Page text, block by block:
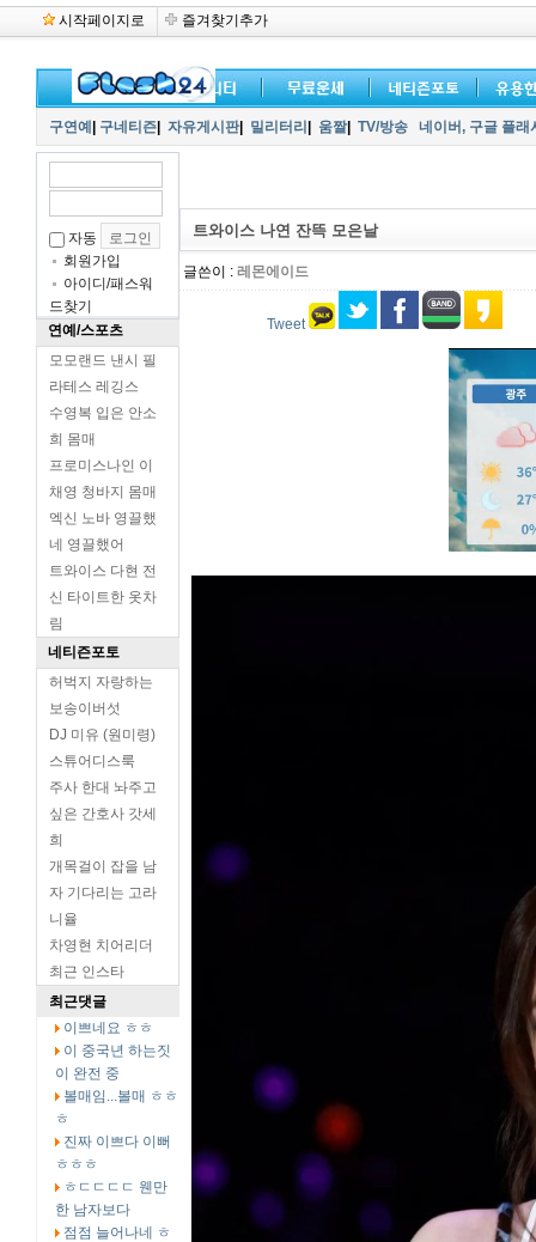
시작페이지로 즐겨찾기추가
구연예 구네티즌 자유게시판| 밀리터리 움짤| TV/방송 네이버, 구글 플
자동
회원가입
아이디/패스워
드찾기
연예/스포츠
모모랜드 낸시 필
라테스 레깅스
수영복 입은 안소
희 몸매
프로미스나인 이
채영 청바지 몸매
엑신 노바 영끌했
네 영끌했어
트와이스 다현 전
신 타이트한 옷차
림
네티즌포토
허벅지 자랑하는
보송이버섯
DJ 미유 (원미령)
스튜어디스룩
주사 한대 놔주고
싶은 간호사 갓세
희
개목걸이 잡을 남
자 기다리는 고라
니율
차영현 치어리더
최근 인스타
최근댓글
이쁘네요 ㅎㅎ
이 중국년 하는짓
이 완전 중
볼매임...볼매 ㅎㅎ
ㅎ
진짜 이쁘다 이뻐
ㅎㅎㅎ
ㅎㄷㄷㄷㄷ 웬만
한 남자보다
점점 늘어나네 ㅎ
트와이스 나연 잔뜩 모은날
글쓴이 : 레몬에이드
Tweet